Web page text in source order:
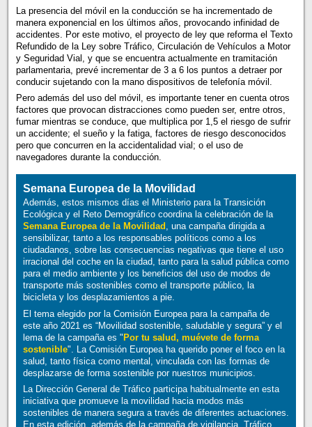
La presencia del móvil en la conducción se ha incrementado de
manera exponencial en los últimos años, provocando infinidad de
accidentes. Por este motivo, el proyecto de ley que reforma el Texto
Refundido de la Ley sobre Tráfico, Circulación de Vehículos a Motor
y Seguridad Vial, y que se encuentra actualmente en tramitación
parlamentaria, prevé incrementar de 3 a 6 los puntos a detraer por
conducir sujetando con la mano dispositivos de telefonía móvil.
Pero además del uso del móvil, es importante tener en cuenta otros
factores que provocan distracciones como pueden ser, entre otros,
fumar mientras se conduce, que multiplica por 1,5 el riesgo de sufrir
un accidente; el sueño y la fatiga, factores de riesgo desconocidos
pero que concurren en la accidentalidad vial; o el uso de
navegadores durante la conducción.
Semana Europea de la Movilidad
Además, estos mismos días el Ministerio para la Transición
Ecológica y el Reto Demográfico coordina la celebración de la
Semana Europea de la Movilidad , una campaña dirigida a
sensibilizar, tanto a los responsables políticos como a los
ciudadanos, sobre las consecuencias negativas que tiene el uso
irracional del coche en la ciudad, tanto para la salud pública como
para el medio ambiente y los beneficios del uso de modos de
transporte más sostenibles como el transporte público, la
bicicleta y los desplazamientos a pie.
El tema elegido por la Comisión Europea para la campaña de
este año 2021 es “Movilidad sostenible, saludable y segura” y el
lema de la campaña es "Por tu salud, muévete de forma
sostenible". La Comisión Europea ha querido poner el foco en la
salud, tanto física como mental, vinculada con las formas de
desplazarse de forma sostenible por nuestros municipios.
La Dirección General de Tráfico participa habitualmente en esta
iniciativa que promueve la movilidad hacia modos más
sostenibles de manera segura a través de diferentes actuaciones.
En esta edición, además de la campaña de vigilancia, Tráfico